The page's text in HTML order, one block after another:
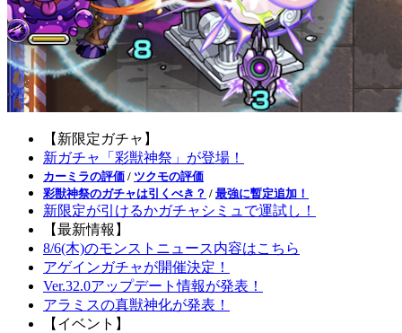
【新限定ガチャ】
新ガチャ「彩獣神祭」が登場！
カーミラの評価 / ツクモの評価
彩獣神祭のガチャは引くべき？ / 最強に暫定追加！
新限定が引けるかガチャシミュで運試し！
【最新情報】
8/6(木)のモンストニュース内容はこちら
アゲインガチャが開催決定！
Ver.32.0アップデート情報が発表！
アラミスの真獣神化が発表！
【イベント】